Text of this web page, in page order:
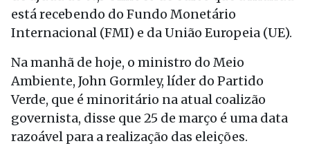
está recebendo do Fundo Monetário
Internacional (FMI) e da União Europeia (UE).
Na manhã de hoje, o ministro do Meio
Ambiente, John Gormley, líder do Partido
Verde, que é minoritário na atual coalizão
governista, disse que 25 de março é uma data
razoável para a realização das eleições.